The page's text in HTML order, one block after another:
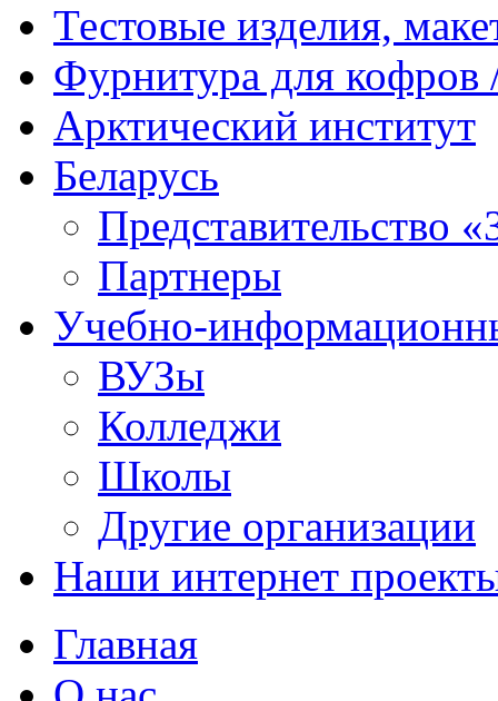
Тестовые изделия,
Фурнитура для кофров
Арктический институт
Беларусь
Представительство
Партнеры
Учебно-
ВУЗы
Колледжи
Школы
Другие организации
Наши интернет
Главная